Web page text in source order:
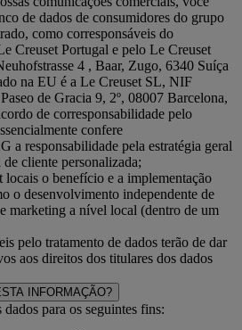
de dados de consumidores do grupo
como corresponsáveis do
Creuset Portugal e pelo Le Creuset
4 , Baar, Zugo, 6340 Suíça
na EU é a Le Creuset SL, NIF
de Gracia 9, 2º, 08007 Barcelona,
de corresponsabilidade pelo
confere
a responsabilidade pela estratégia geral
cliente personalizada;
locais o benefício e a implementação
o desenvolvimento independente de
marketing a nível local (dentro de um
pelo tratamento de dados terão de dar
aos direitos dos titulares dos dados
INFORMAÇÃO?
dados para os seguintes fins: